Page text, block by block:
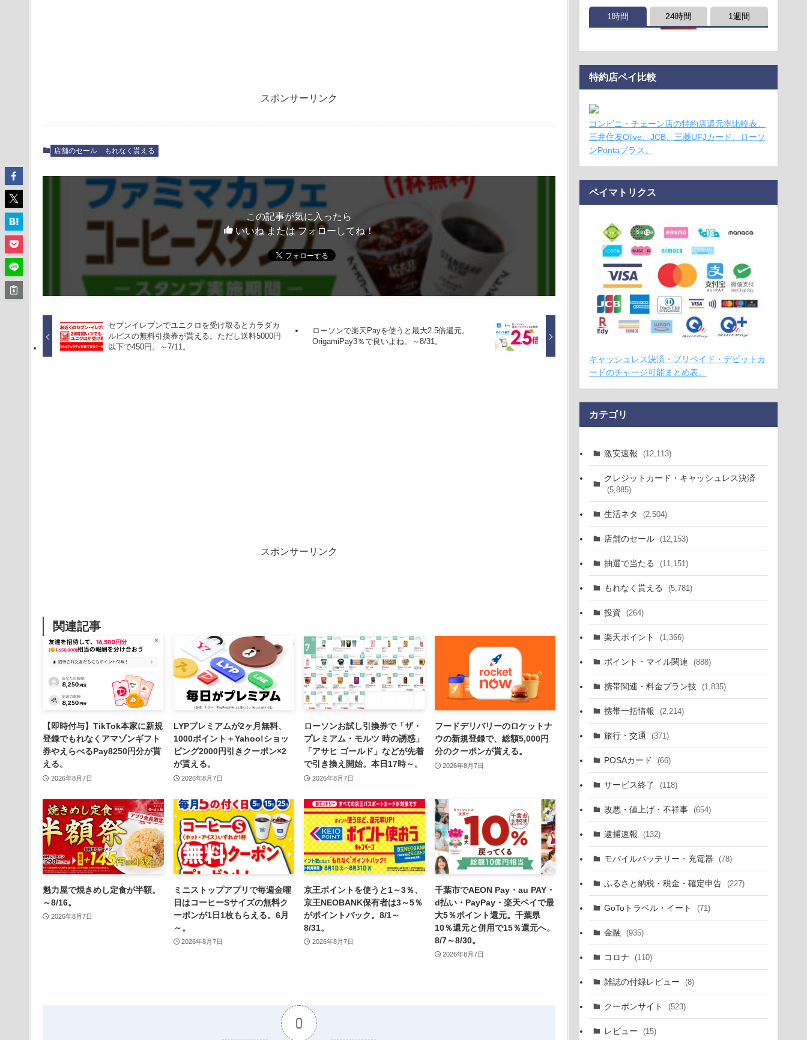
スポンサーリンク
店舗のセール もれなく貰える
この記事が気に入ったら
いいね または フォローしてね！
セブンイレブンでユニクロを受け取るとカラダカ
ルピスの無料引換券が貰える。ただし送料5000円
以下で450円。～7/11。
ローソンで楽天Payを使うと最大2.5倍還元。
OrigamiPay3％で良いよね。～8/31。
スポンサーリンク
関連記事
【即時付与】TikTok本家に新規
登録でもれなくアマゾンギフト
券やえらべるPay8250円分が貰
える。
2026年8月7日
LYPプレミアムが2ヶ月無料、
1000ポイント＋Yahoo!ショッ
ピング2000円引きクーポン×2
が貰える。
2026年8月7日
ローソンお試し引換券で「ザ・
プレミアム・モルツ 時の誘惑」
「アサヒ ゴールド」などが先着
で引き換え開始。本日17時～。
2026年8月7日
フードデリバリーのロケットナ
ウの新規登録で、総額5,000円
分のクーポンが貰える。
2026年8月7日
魁力屋で焼きめし定食が半額。
～8/16。
2026年8月7日
ミニストップアプリで毎週金曜
日はコーヒーSサイズの無料ク
ーポンが1日1枚もらえる。6月
～。
2026年8月7日
京王ポイントを使うと1～3％、
京王NEOBANK保有者は3～5％
がポイントバック。8/1～
8/31。
2026年8月7日
千葉市でAEON Pay・au PAY・
d払い・PayPay・楽天ペイで最
大5％ポイント還元。千葉県
10％還元と併用で15％還元へ。
8/7～8/30。
2026年8月7日
0
1時間 24時間 1週間
特約店ペイ比較
コンビニ・チェーン店の特約店還元率比較表。
三井住友Olive、JCB、三菱UFJカード、ローソ
ンPontaプラス。
ペイマトリクス
キャッシュレス決済・プリペイド・デビットカ
ードのチャージ可能まとめ表。
カテゴリ
激安速報 (12,113)
クレジットカード・キャッシュレス決済
(5,885)
生活ネタ (2,504)
店舗のセール (12,153)
抽選で当たる (11,151)
もれなく貰える (5,781)
投資 (264)
楽天ポイント (1,366)
ポイント・マイル関連 (888)
携帯関連・料金プラン技 (1,835)
携帯一括情報 (2,214)
旅行・交通 (371)
POSAカード (66)
サービス終了 (118)
改悪・値上げ・不祥事 (654)
逮捕速報 (132)
モバイルバッテリー・充電器 (78)
ふるさと納税・税金・確定申告 (227)
GoToトラベル・イート (71)
金融 (935)
コロナ (110)
雑誌の付録レビュー (8)
クーポンサイト (523)
レビュー (15)